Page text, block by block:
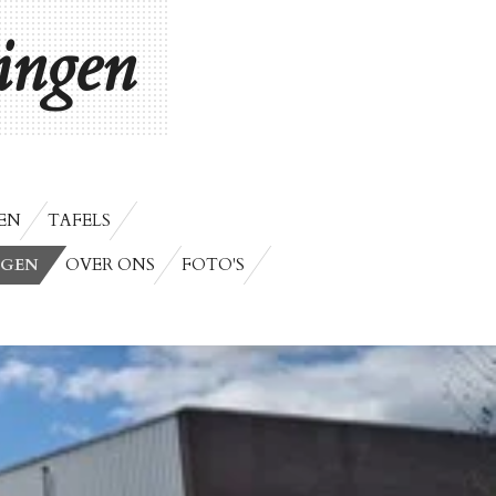
TAFELS
OVER ONS FOTO'S